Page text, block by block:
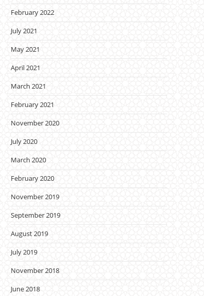
February 2022
July 2021
May 2021
April 2021
March 2021
February 2021
November 2020
July 2020
March 2020
February 2020
November 2019
September 2019
August 2019
July 2019
November 2018
June 2018